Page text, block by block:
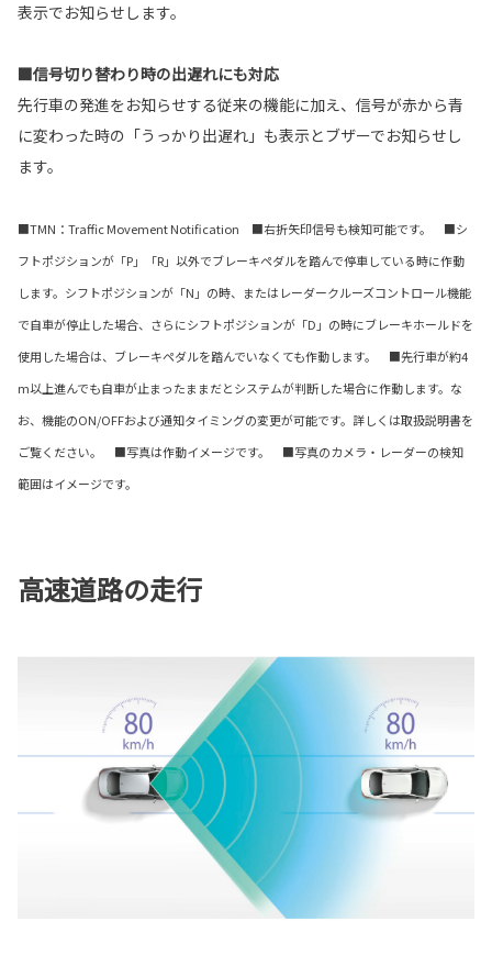
表示でお知らせします。
■信号切り替わり時の出遅れにも対応
先行車の発進をお知らせする従来の機能に加え、信号が赤から青
に変わった時の「うっかり出遅れ」も表示とブザーでお知らせし
ます。
■TMN：Traffic Movement Notification ■右折矢印信号も検知可能です。 ■シ
フトポジションが「P」「R」以外でブレーキペダルを踏んで停車している時に作動
します。シフトポジションが「N」の時、またはレーダークルーズコントロール機能
で自車が停止した場合、さらにシフトポジションが「D」の時にブレーキホールドを
使用した場合は、ブレーキペダルを踏んでいなくても作動します。 ■先行車が約4
m以上進んでも自車が止まったままだとシステムが判断した場合に作動します。な
お、機能のON/OFFおよび通知タイミングの変更が可能です。詳しくは取扱説明書を
ご覧ください。 ■写真は作動イメージです。 ■写真のカメラ・レーダーの検知
範囲はイメージです。
高速道路の走行